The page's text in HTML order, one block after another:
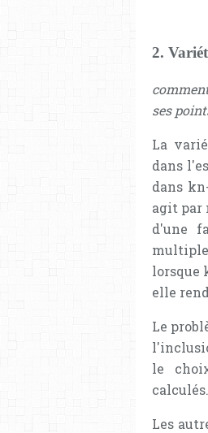
2.
ses
La
dans
dans kn
agit par
d'une
lorsque
elle
Le
le
calculés.
Les